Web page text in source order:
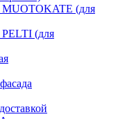
MUOTOKATE (для
(для